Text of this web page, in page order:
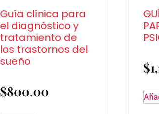
Guía clínica para
el diagnóstico y
tratamiento de
los trastornos del
sueño
$800.00
$